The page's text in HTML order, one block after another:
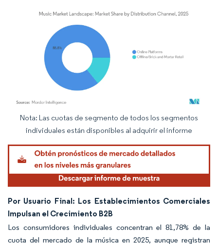
Imagen © Mordor Intelligence. El uso requiere atribución según CC BY 4.0.
Nota: Las cuotas de segmento de todos los segmentos
individuales están disponibles al adquirir el informe
Por Usuario Final: Los Establecimientos Comerciales
Impulsan el Crecimiento B2B
Los consumidores individuales concentran el 81,78% de la
cuota del mercado de la música en 2025, aunque registran